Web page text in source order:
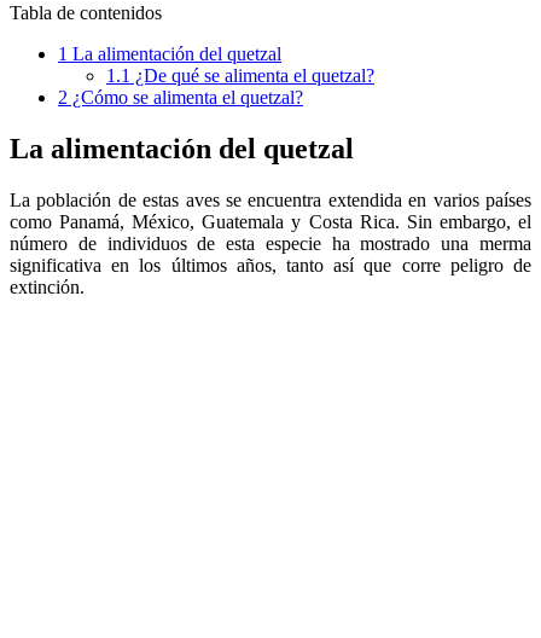
Tabla de contenidos
1 La alimentación del quetzal
1.1 ¿De qué se alimenta el quetzal?
2 ¿Cómo se alimenta el quetzal?
La alimentación del quetzal
La población de estas aves se encuentra extendida en varios países
como Panamá, México, Guatemala y Costa Rica. Sin embargo, el
número de individuos de esta especie ha mostrado una merma
significativa en los últimos años, tanto así que corre peligro de
extinción.